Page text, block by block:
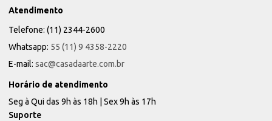
Atendimento
Telefone: (11) 2344-2600
Whatsapp: 55 (11) 9 4358-2220
E-mail: sac@casadaarte.com.br
Horário de atendimento
Seg à Qui das 9h às 18h | Sex 9h às 17h
Suporte